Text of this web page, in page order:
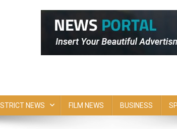
NEWS FILM NEWS BUSINESS